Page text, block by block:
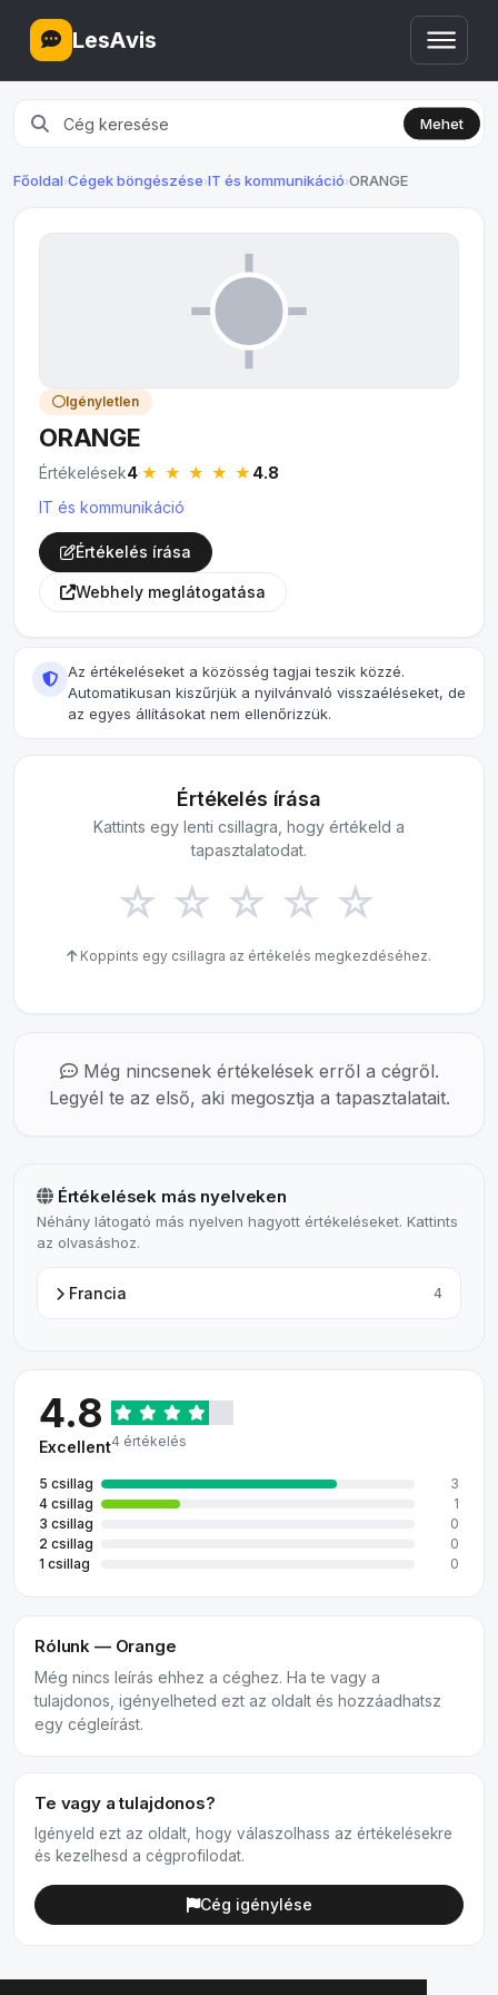
LesAvis
Mehet
Főoldal›Cégek böngészése›IT és kommunikáció›ORANGE
Igényletlen
ORANGE
Értékelések4·★ ★ ★ ★ ★ 4.8
IT és kommunikáció
Értékelés írása
Webhely meglátogatása
Az értékeléseket a közösség tagjai teszik közzé.
Automatikusan kiszűrjük a nyilvánvaló visszaéléseket, de
az egyes állításokat nem ellenőrizzük.
Értékelés írása
Kattints egy lenti csillagra, hogy értékeld a
tapasztalatodat.
☆ ☆ ☆ ☆ ☆
Koppints egy csillagra az értékelés megkezdéséhez.
Még nincsenek értékelések erről a cégről.
Legyél te az első, aki megosztja a tapasztalatait.
Értékelések más nyelveken
Néhány látogató más nyelven hagyott értékeléseket. Kattints
az olvasáshoz.
Francia 4
4.8
Excellent4 értékelés
5 csillag
3
4 csillag
1
3 csillag
0
2 csillag
0
1 csillag
0
Rólunk — Orange
Még nincs leírás ehhez a céghez. Ha te vagy a
tulajdonos, igényelheted ezt az oldalt és hozzáadhatsz
egy cégleírást.
Te vagy a tulajdonos?
Igényeld ezt az oldalt, hogy válaszolhass az értékelésekre
és kezelhesd a cégprofilodat.
Cég igénylése